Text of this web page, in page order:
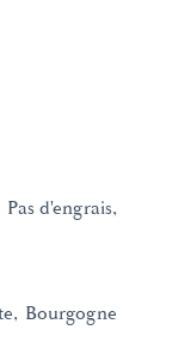
d'engrais,
Bourgogne